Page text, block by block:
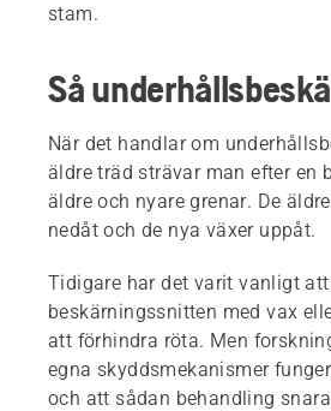
stam.
Så
När det handlar om
äldre träd strävar man efter en
äldre och nyare grenar. De
nedåt och de nya växer uppåt.
Tidigare har det varit vanligt
beskärningssnitten med vax
att förhindra röta. Men
egna skyddsmekanismer
och att sådan behandling